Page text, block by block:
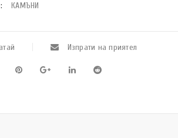
КАМЪНИ
Изпрати на приятел